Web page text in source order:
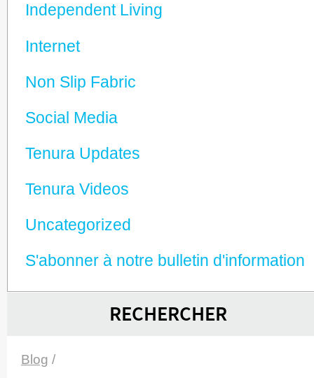
Independent Living
Internet
Non Slip Fabric
Social Media
Tenura Updates
Tenura Videos
Unca­tego­rized
S'abonner à notre bulletin d'information
RECHERCHER
Blog /